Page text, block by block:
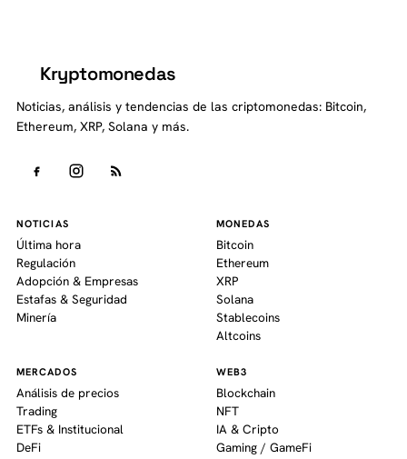
Kryptomonedas
Noticias, análisis y tendencias de las criptomonedas: Bitcoin,
Ethereum, XRP, Solana y más.
NOTICIAS
Última hora
Regulación
Adopción & Empresas
Estafas & Seguridad
Minería
MONEDAS
Bitcoin
Ethereum
XRP
Solana
Stablecoins
Altcoins
MERCADOS
Análisis de precios
Trading
ETFs & Institucional
DeFi
WEB3
Blockchain
NFT
IA & Cripto
Gaming / GameFi